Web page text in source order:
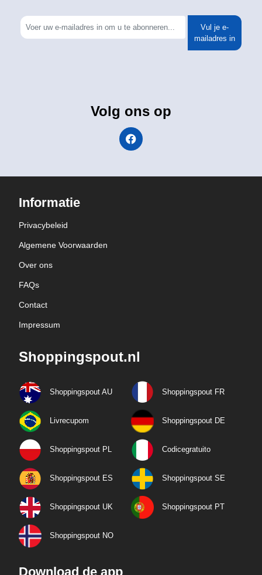
Vul je e-
mailadres in
Volg ons op
Informatie
Privacybeleid
Algemene Voorwaarden
Over ons
FAQs
Contact
Impressum
Shoppingspout.nl
Shoppingspout AU Shoppingspout FR
Livrecupom Shoppingspout DE
Shoppingspout PL Codicegratuito
Shoppingspout ES Shoppingspout SE
Shoppingspout UK Shoppingspout PT
Shoppingspout NO
Download de app